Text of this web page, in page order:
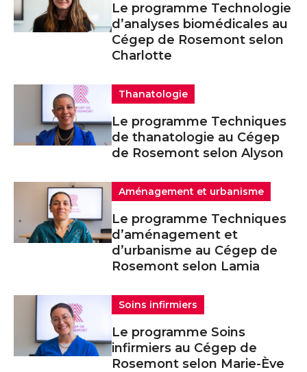
Le programme Technologie
d’analyses biomédicales au
Cégep de Rosemont selon
Charlotte
Thanatologie
Le programme Techniques
de thanatologie au Cégep
de Rosemont selon Alyson
Aménagement et urbanisme
Le programme Techniques
d’aménagement et
d’urbanisme au Cégep de
Rosemont selon Lamia
Soins infirmiers
Le programme Soins
infirmiers au Cégep de
Rosemont selon Marie-Ève